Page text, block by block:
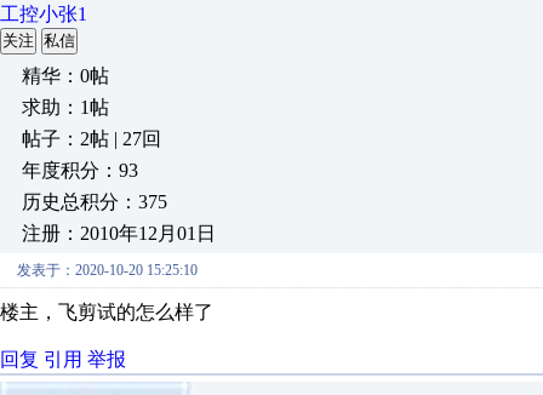
工控小张1
关注 私信
精华：0帖
求助：1帖
帖子：2帖 | 27回
年度积分：93
历史总积分：375
注册：2010年12月01日
发表于：2020-10-20 15:25:10
楼主，飞剪试的怎么样了
回复 引用 举报